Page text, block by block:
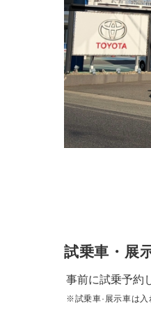
試乗車・展
事前に試乗予約
※試乗車·展示車は入